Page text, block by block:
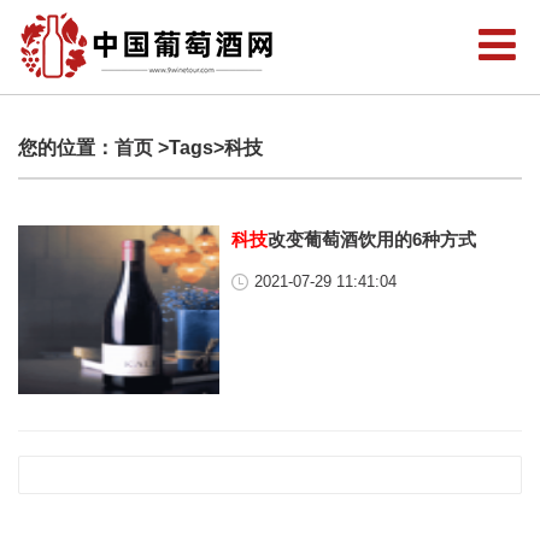
您的位置： 首页 >Tags>科技
科技改变葡萄酒饮用的6种方式
2021-07-29 11:41:04